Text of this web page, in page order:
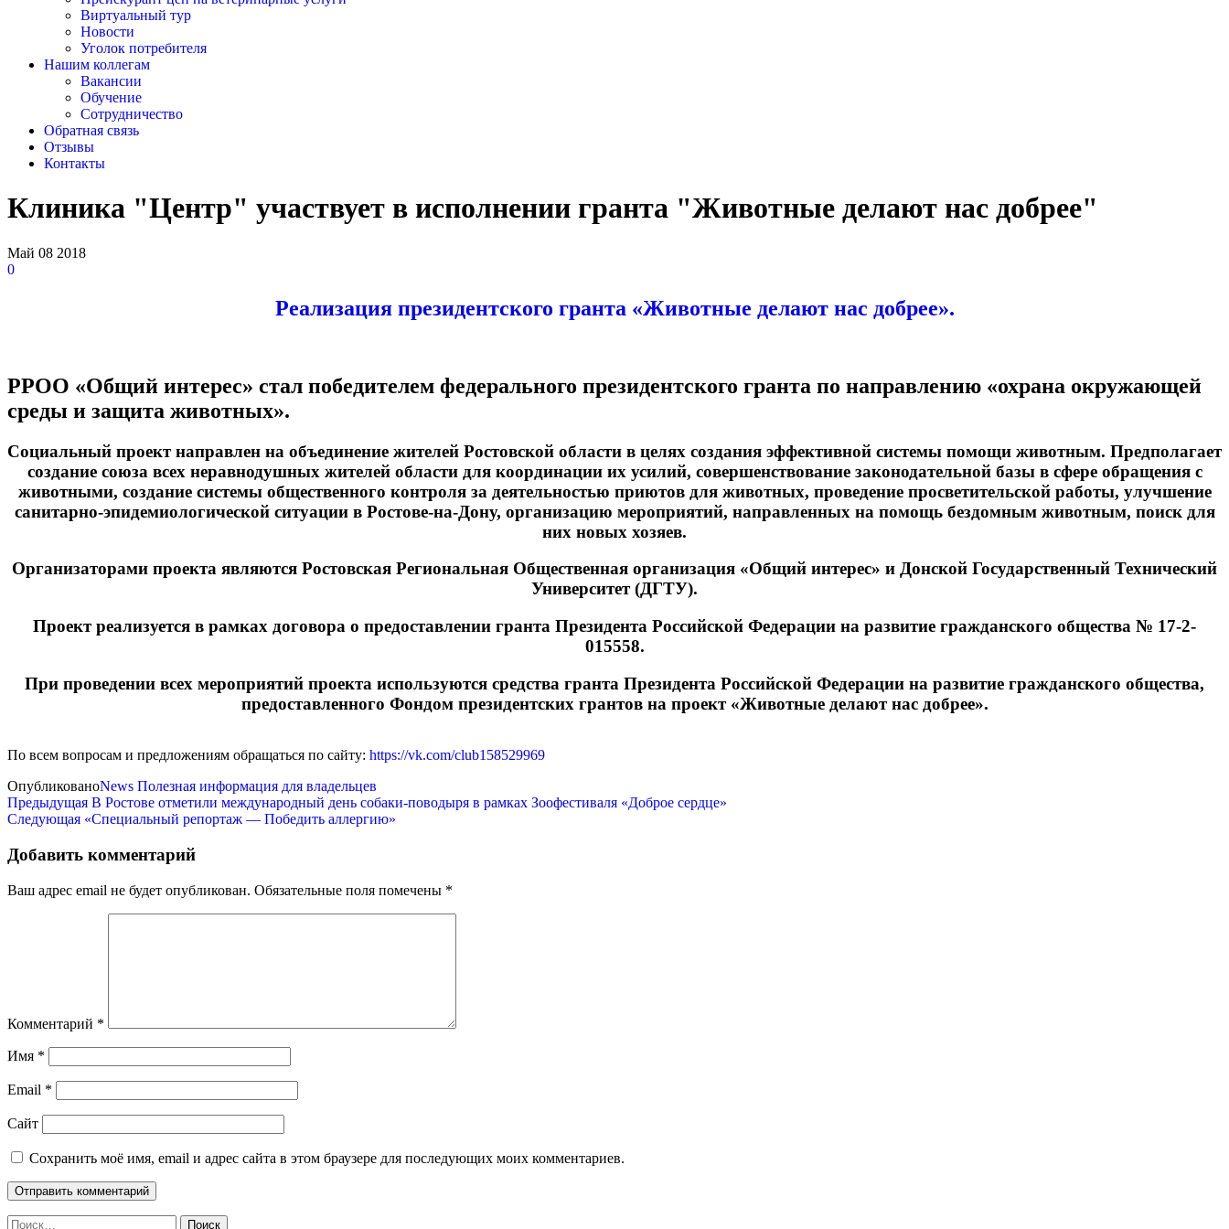
Виртуальный тур
Новости
Уголок потребителя
Нашим коллегам
Вакансии
Обучение
Сотрудничество
Обратная связь
Отзывы
Контакты
Клиника "Центр" участвует в исполнении гранта "Животные делают нас добрее"
Май 08 2018
0
Реализация президентского гранта «Животные делают нас добрее».
РРОО «Общий интерес» стал победителем федерального президентского гранта по направлению «охрана окружающей
среды и защита животных».
Социальный проект направлен на объединение жителей Ростовской области в целях создания эффективной системы помощи животным. Предполагает
создание союза всех неравнодушных жителей области для координации их усилий, совершенствование законодательной базы в сфере обращения с
животными, создание системы общественного контроля за деятельностью приютов для животных, проведение просветительской работы, улучшение
санитарно-эпидемиологической ситуации в Ростове-на-Дону, организацию мероприятий, направленных на помощь бездомным животным, поиск для
них новых хозяев.
Организаторами проекта являются Ростовская Региональная Общественная организация «Общий интерес» и Донской Государственный Технический
Университет (ДГТУ).
Проект реализуется в рамках договора о предоставлении гранта Президента Российской Федерации на развитие гражданского общества № 17-2-
015558.
При проведении всех мероприятий проекта используются средства гранта Президента Российской Федерации на развитие гражданского общества,
предоставленного Фондом президентских грантов на проект «Животные делают нас добрее».
По всем вопросам и предложениям обращаться по сайту: https://vk.com/club158529969
ОпубликованоNews Полезная информация для владельцев
Навигация
по
записям
Предыдущая
запись
Предыдущая В Ростове отметили международный день собаки-поводыря в рамках Зоофестиваля «Доброе сердце»
Следующая
Следующая «Специальный репортаж — Победить аллергию»
Добавить комментарий
Ваш адрес email не будет опубликован. Обязательные поля помечены *
Комментарий *
Имя *
Email *
Сайт
Сохранить моё имя, email и адрес сайта в этом браузере для последующих моих комментариев.
Найти: